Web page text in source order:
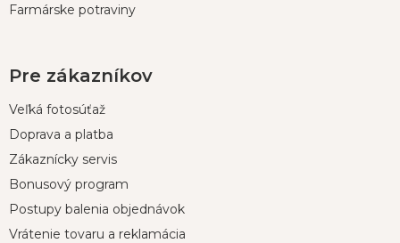
Farmárske potraviny
Pre zákazníkov
Veľká fotosúťaž
Doprava a platba
Zákaznícky servis
Bonusový program
Postupy balenia objednávok
Vrátenie tovaru a reklamácia